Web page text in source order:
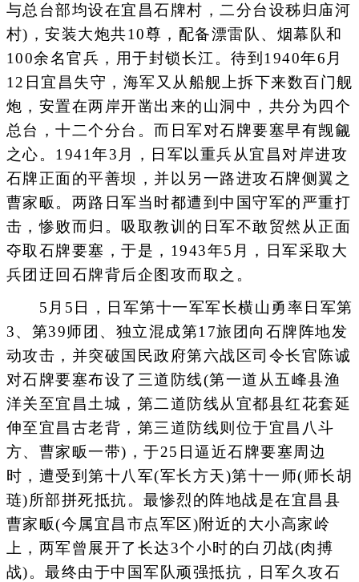
与总台部均设在宜昌石牌村，二分台设秭归庙河
村)，安装大炮共10尊，配备漂雷队、烟幕队和
100余名官兵，用于封锁长江。待到1940年6月
12日宜昌失守，海军又从船舰上拆下来数百门舰
炮，安置在两岸开凿出来的山洞中，共分为四个
总台，十二个分台。而日军对石牌要塞早有觊觎
之心。1941年3月，日军以重兵从宜昌对岸进攻
石牌正面的平善坝，并以另一路进攻石牌侧翼之
曹家畈。两路日军当时都遭到中国守军的严重打
击，惨败而归。吸取教训的日军不敢贸然从正面
夺取石牌要塞，于是，1943年5月，日军采取大
兵团迂回石牌背后企图攻而取之。
5月5日，日军第十一军军长横山勇率日军第
3、第39师团、独立混成第17旅团向石牌阵地发
动攻击，并突破国民政府第六战区司令长官陈诚
对石牌要塞布设了三道防线(第一道从五峰县渔
洋关至宜昌土城，第二道防线从宜都县红花套延
伸至宜昌古老背，第三道防线则位于宜昌八斗
方、曹家畈一带)，于25日逼近石牌要塞周边
时，遭受到第十八军(军长方天)第十一师(师长胡
琏)所部拼死抵抗。最惨烈的阵地战是在宜昌县
曹家畈(今属宜昌市点军区)附近的大小高家岭
上，两军曾展开了长达3个小时的白刃战(肉搏
战)。最终由于中国军队顽强抵抗，日军久攻石